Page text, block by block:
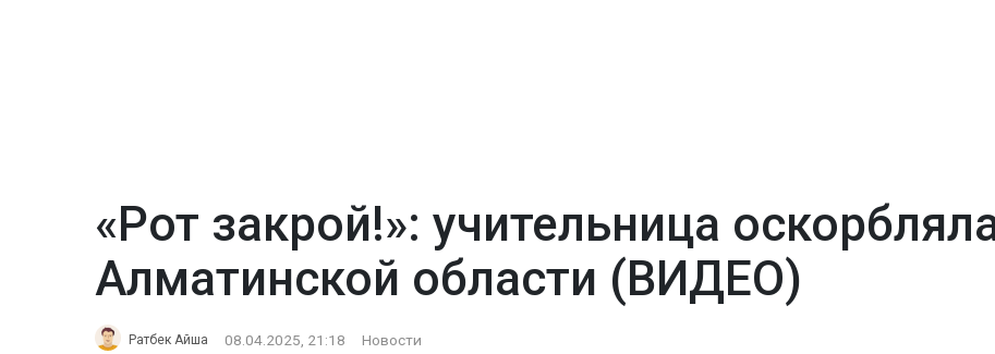
«Рот закрой!»: учительница
Алматинской области (ВИДЕО)
Ратбек Айша 08.04.2025, 21:18 Новости